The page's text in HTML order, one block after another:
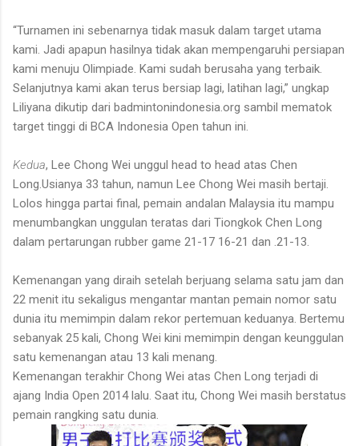
“Turnamen ini sebenarnya tidak masuk dalam target utama
kami. Jadi apapun hasilnya tidak akan mempengaruhi persiapan
kami menuju Olimpiade. Kami sudah berusaha yang terbaik.
Selanjutnya kami akan terus bersiap lagi, latihan lagi,” ungkap
Liliyana dikutip dari badmintonindonesia.org sambil mematok
target tinggi di BCA Indonesia Open tahun ini.
Kedua, Lee Chong Wei unggul head to head atas Chen
Long.Usianya 33 tahun, namun Lee Chong Wei masih bertaji.
Lolos hingga partai final, pemain andalan Malaysia itu mampu
menumbangkan unggulan teratas dari Tiongkok Chen Long
dalam pertarungan rubber game 21-17 16-21 dan .21-13.
Kemenangan yang diraih setelah berjuang selama satu jam dan
22 menit itu sekaligus mengantar mantan pemain nomor satu
dunia itu memimpin dalam rekor pertemuan keduanya. Bertemu
sebanyak 25 kali, Chong Wei kini memimpin dengan keunggulan
satu kemenangan atau 13 kali menang.
Kemenangan terakhir Chong Wei atas Chen Long terjadi di
ajang India Open 2014 lalu. Saat itu, Chong Wei masih berstatus
pemain rangking satu dunia.